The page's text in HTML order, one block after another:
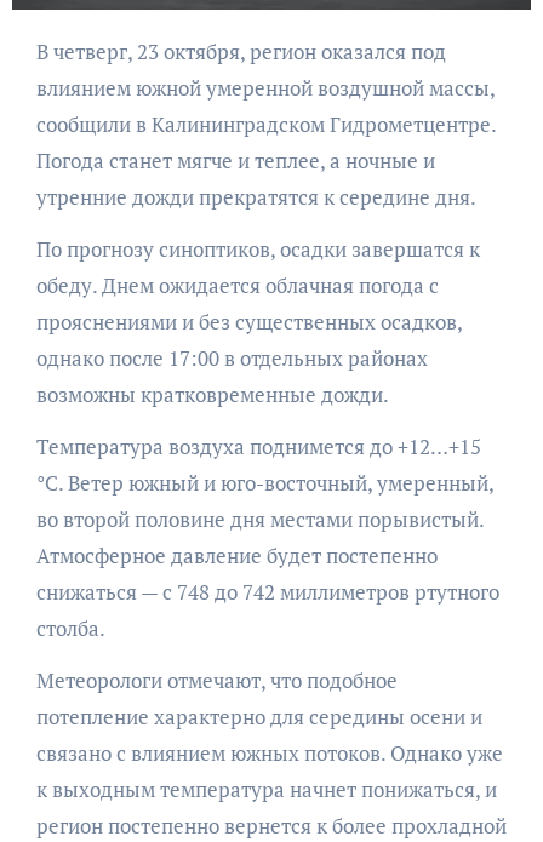
В четверг, 23 октября, регион оказался под
влиянием южной умеренной воздушной массы,
сообщили в Калининградском Гидрометцентре.
Погода станет мягче и теплее, а ночные и
утренние дожди прекратятся к середине дня.
По прогнозу синоптиков, осадки завершатся к
обеду. Днем ожидается облачная погода с
прояснениями и без существенных осадков,
однако после 17:00 в отдельных районах
возможны кратковременные дожди.
Температура воздуха поднимется до +12…+15
°C. Ветер южный и юго-восточный, умеренный,
во второй половине дня местами порывистый.
Атмосферное давление будет постепенно
снижаться — с 748 до 742 миллиметров ртутного
столба.
Метеорологи отмечают, что подобное
потепление характерно для середины осени и
связано с влиянием южных потоков. Однако уже
к выходным температура начнет понижаться, и
регион постепенно вернется к более прохладной